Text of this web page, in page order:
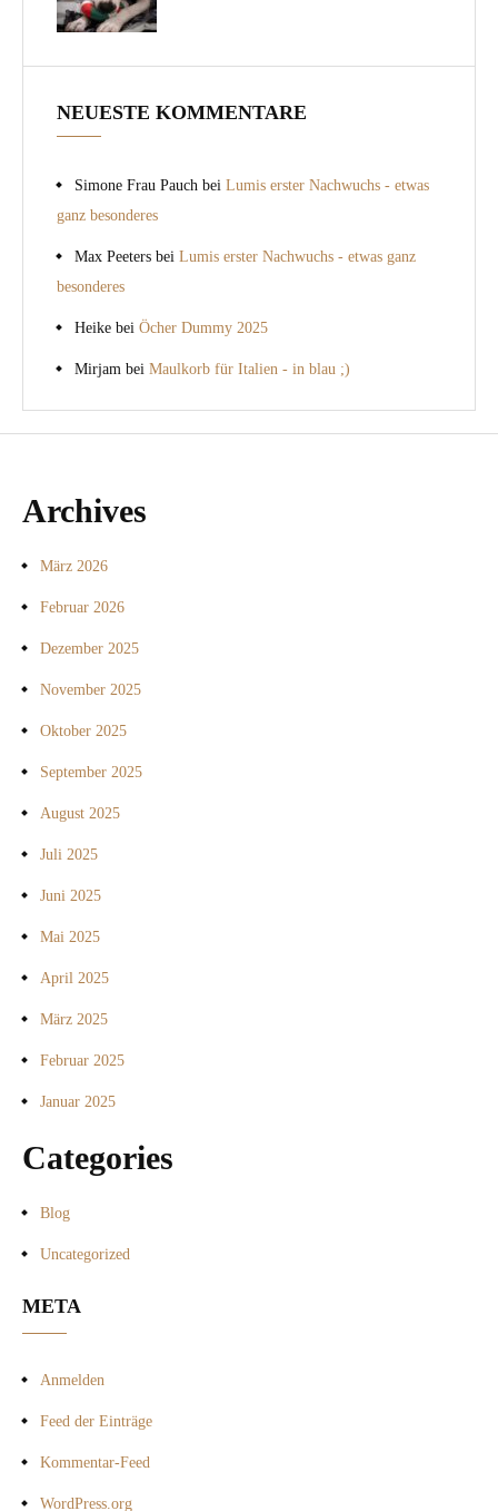
NEUESTE KOMMENTARE
Simone Frau Pauch bei Lumis erster Nachwuchs - etwas
ganz besonderes
Max Peeters bei Lumis erster Nachwuchs - etwas ganz
besonderes
Heike bei Öcher Dummy 2025
Mirjam bei Maulkorb für Italien - in blau ;)
Archives
März 2026
Februar 2026
Dezember 2025
November 2025
Oktober 2025
September 2025
August 2025
Juli 2025
Juni 2025
Mai 2025
April 2025
März 2025
Februar 2025
Januar 2025
Categories
Blog
Uncategorized
META
Anmelden
Feed der Einträge
Kommentar-Feed
WordPress.org